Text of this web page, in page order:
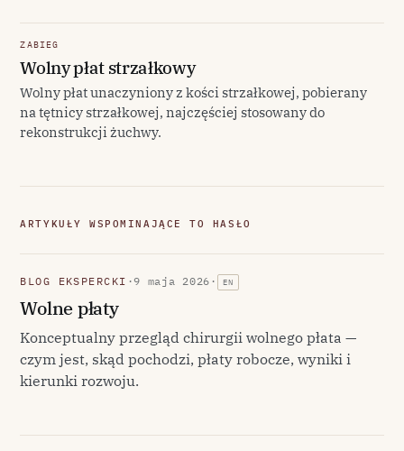
ZABIEG
Wolny płat strzałkowy
Wolny płat unaczyniony z kości strzałkowej, pobierany
na tętnicy strzałkowej, najczęściej stosowany do
rekonstrukcji żuchwy.
ARTYKUŁY WSPOMINAJĄCE TO HASŁO
BLOG EKSPERCKI ·9 maja 2026 · EN
Wolne płaty
Konceptualny przegląd chirurgii wolnego płata —
czym jest, skąd pochodzi, płaty robocze, wyniki i
kierunki rozwoju.